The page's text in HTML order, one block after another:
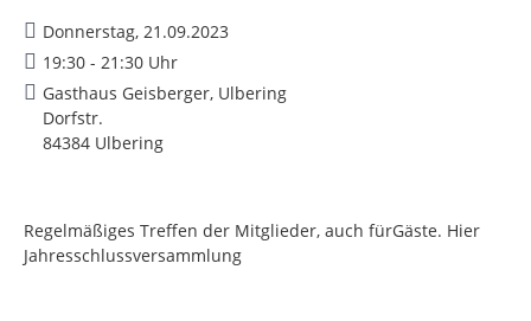
Donnerstag, 21.09.2023
19:30 - 21:30 Uhr
Gasthaus Geisberger, Ulbering
Dorfstr.
84384 Ulbering
Regelmäßiges Treffen der Mitglieder, auch fürGäste. Hier
Jahresschlussversammlung